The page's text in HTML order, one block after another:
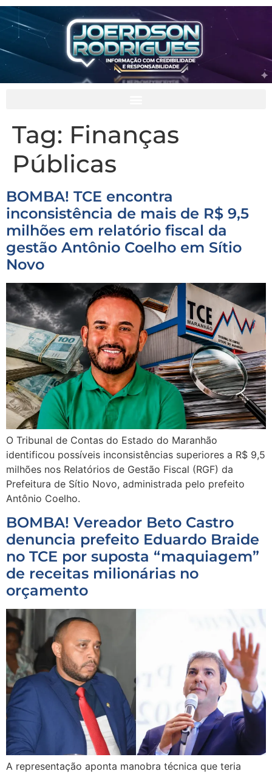
Tag: Finanças
Públicas
BOMBA! TCE encontra
inconsistência de mais de R$ 9,5
milhões em relatório fiscal da
gestão Antônio Coelho em Sítio
Novo
O Tribunal de Contas do Estado do Maranhão
identificou possíveis inconsistências superiores a R$ 9,5
milhões nos Relatórios de Gestão Fiscal (RGF) da
Prefeitura de Sítio Novo, administrada pelo prefeito
Antônio Coelho.
BOMBA! Vereador Beto Castro
denuncia prefeito Eduardo Braide
no TCE por suposta “maquiagem”
de receitas milionárias no
orçamento
A representação aponta manobra técnica que teria